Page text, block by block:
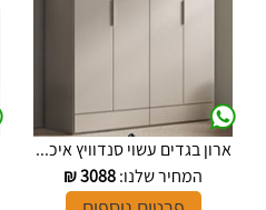
ארון בגדים עשוי סנדוויץ איכ...
המחיר שלנו:3088
₪